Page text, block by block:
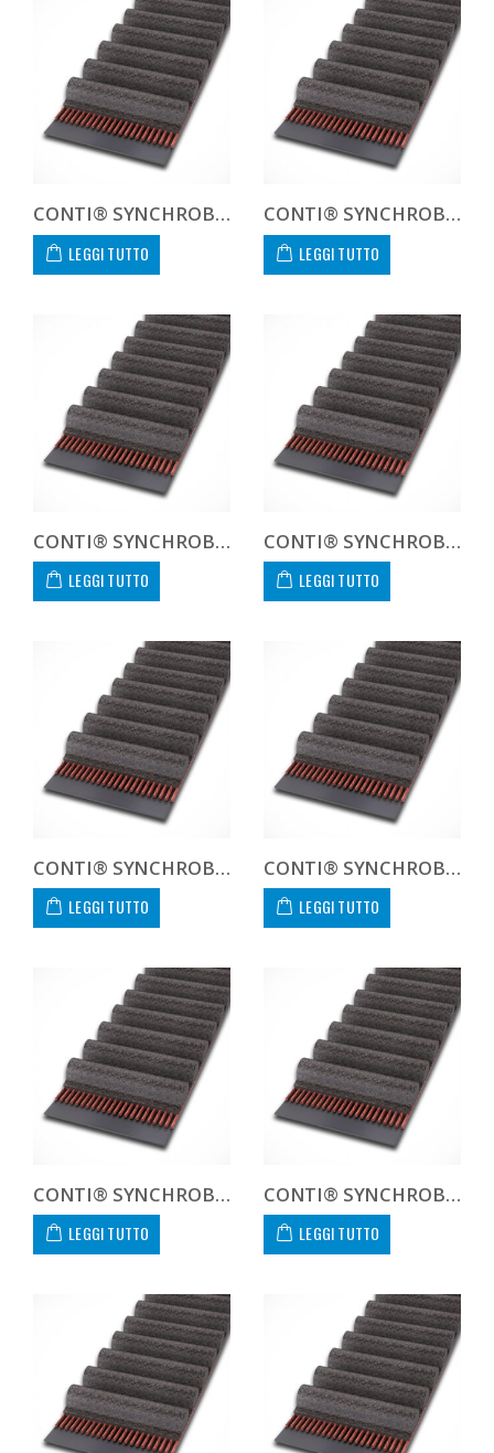
CONTI® SYNCHROBELT 1800XXH400
LEGGI TUTTO
CONTI® SYNCHROBELT 187L-400 CUSTOM
LEGGI TUTTO
CONTI® SYNCHROBELT 192XL-400 CUSTOM
LEGGI TUTTO
CONTI® SYNCHROBELT 194XL-400 CUSTOM
LEGGI TUTTO
CONTI® SYNCHROBELT 202XL-400 CUSTOM
LEGGI TUTTO
CONTI® SYNCHROBELT 210L-400 CUSTOM
LEGGI TUTTO
CONTI® SYNCHROBELT 212XL-400 CUSTOM
LEGGI TUTTO
CONTI® SYNCHROBELT 214XL-400 CUSTOM
LEGGI TUTTO